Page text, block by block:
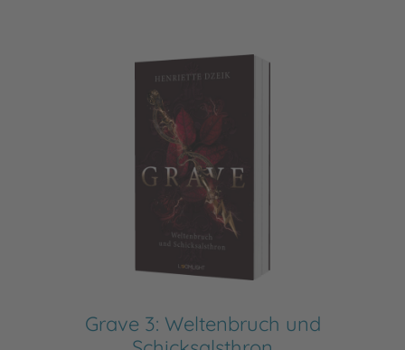
Grave 3: Weltenbruch und